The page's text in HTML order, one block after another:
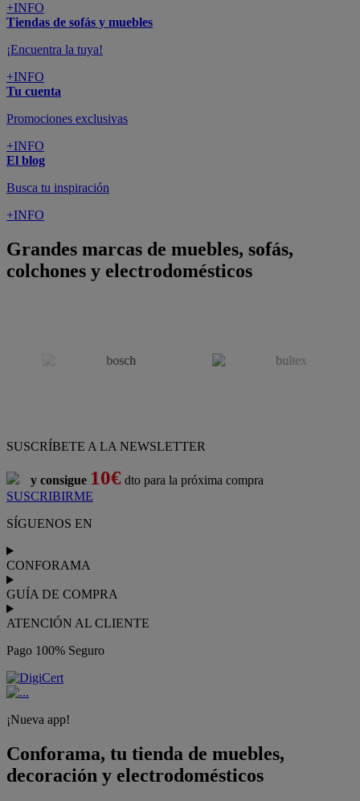
+INFO
Tiendas de sofás y muebles
¡Encuentra la tuya!
+INFO
Tu cuenta
Promociones exclusivas
+INFO
El blog
Busca tu inspiración
+INFO
Grandes marcas de muebles, sofás,
colchones y electrodomésticos
SUSCRÍBETE A LA NEWSLETTER
y consigue 10€ dto para la próxima compra
SUSCRIBIRME
SÍGUENOS EN
CONFORAMA
GUÍA DE COMPRA
ATENCIÓN AL CLIENTE
Pago 100% Seguro
¡Nueva app!
Conforama, tu tienda de muebles,
decoración y electrodomésticos